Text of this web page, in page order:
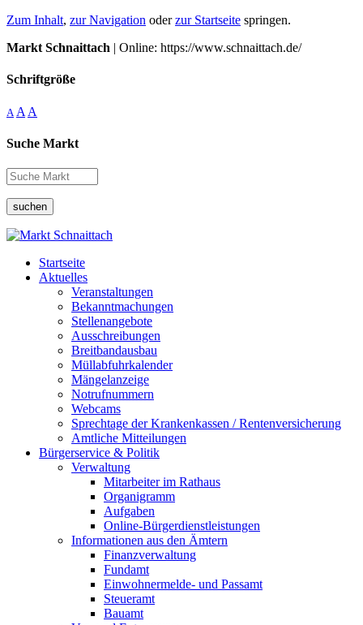
Zum Inhalt, zur Navigation oderzur Startseite springen.
Markt Schnaittach | Online: https://www.schnaittach.de/
Schriftgröße
A A A
Suche Markt
suchen
Startseite
Aktuelles
Veranstaltungen
Bekanntmachungen
Stellenangebote
Ausschreibungen
Breitbandausbau
Müllabfuhrkalender
Mängelanzeige
Notrufnummern
Webcams
Sprechtage der Krankenkassen / Rentenversicherung
Amtliche Mitteilungen
Bürgerservice & Politik
Verwaltung
Mitarbeiter im Rathaus
Organigramm
Aufgaben
Online-Bürgerdienstleistungen
Informationen aus den Ämtern
Finanzverwaltung
Fundamt
Einwohnermelde- und Passamt
Steueramt
Bauamt